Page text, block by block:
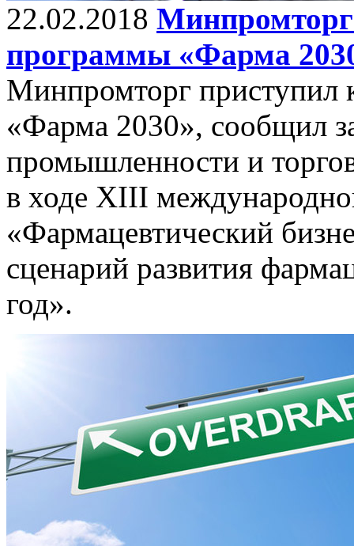
22.02.2018
программы «Фарма
Минпромторг
«Фарма 2030», сообщил
промышленности и
в ходе XIII
«Фармацевтический
сценарий развития
год».